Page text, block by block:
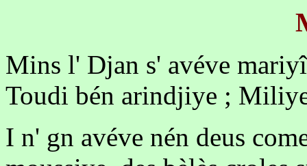
Mins l' Djan s' avéve
Toudi bén arindjiye ;
I n' gn avéve nén deus